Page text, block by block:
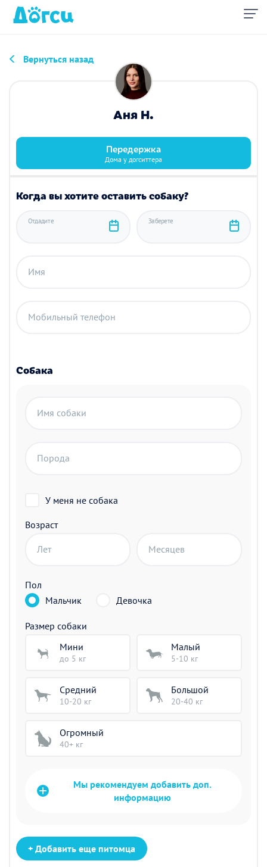
Вернуться назад
Аня Н.
Передержка
Дома у догситтера
Когда вы хотите оставить собаку?
Отдадите Заберете
Имя
Мобильный телефон
Собака
Имя собаки
Порода
У меня не собака
Возраст
Лет Месяцев
Пол
Мальчик
Девочка
Размер собаки
Мини
до 5 кг
Малый
5-10 кг
Средний
10-20 кг
Большой
20-40 кг
Огромный
40+ кг
Мы рекомендуем добавить доп.
информацию
+ Добавить еще питомца